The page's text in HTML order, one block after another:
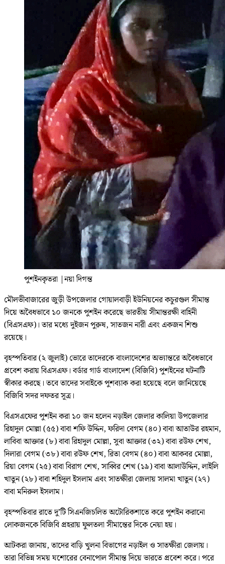
পুশইনকৃতরা |নয়া দিগন্ত
মৌলভীবাজারের জুড়ী উপজেলার গোয়ালবাড়ী ইউনিয়নের কচুরগুল সীমান্ত
দিয়ে অবৈধভাবে ১০ জনকে পুশইন করেছে ভারতীয় সীমান্তরক্ষী বাহিনী
(বিএসএফ)। তার মধ্যে দুইজন পুরুষ, সাতজন নারী এবং একজন শিশু
রয়েছে।
বৃহস্পতিবার (২ জুলাই) ভোরে তাদেরকে বাংলাদেশের অভ্যান্তরে অবৈধভাবে
প্রবেশ করায় বিএসএফ। বর্ডার গার্ড বাংলাদেশ (বিজিবি) পুশইনের ঘটনাটি
স্বীকার করছে। তবে তাদের সবাইকে পুশব্যাক করা হয়েছে বলে জানিয়েছে
বিজিবি সদর দফতর সূত্র।
বিএসএফের পুশইন করা ১০ জন হলেন নড়াইল জেলার কালিয়া উপজেলার
রিহাদুল মোল্লা (৫৫) বাবা শফি উদ্দিন, ফরিদা বেগম (৪০) বাবা আতাউর রহমান,
লাবিবা আক্তার (৮) বাবা রিহাদুল মোল্লা, সুবা আক্তার (৩২) বাবা রউফ শেখ,
দিলারা বেগম (৩৮) বাবা রউফ শেখ, রিতা বেগম (৪০) বাবা আকবর মোল্লা,
রিয়া বেগম (২৫) বাবা বিরাগ শেখ, সাব্বির শেখ (১৯) বাবা আলাউদ্দিন, লাইলি
খাতুন (২৮) বাবা শহিদুল ইসলাম এবং সাতক্ষীরা জেলায় সালমা খাতুন (২৭)
বাবা মনিরুল ইসলাম।
বৃহস্পতিবার রাতে দু’টি সিএনজিচলিত অটোরিকশাতে করে পুশইন করানো
লোকজনকে বিজিবি প্রহরায় ফুলতলা সীমান্তের দিকে নেয়া হয়।
আটকরা জানায়, তাদের বাড়ি খুলনা বিভাগের নড়াইল ও সাতক্ষীরা জেলায়।
তারা বিভিন্ন সময় যশোরের বেনাপোল সীমান্ত দিয়ে ভারতে প্রবেশ করে। পরে